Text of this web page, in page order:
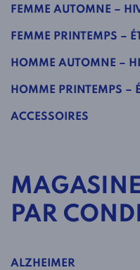
FEMME AUTOMNE –
FEMME PRINTEMPS –
HOMME AUTOMNE –
HOMME PRINTEMPS –
ACCESSOIRES
PAR
ALZHEIMER